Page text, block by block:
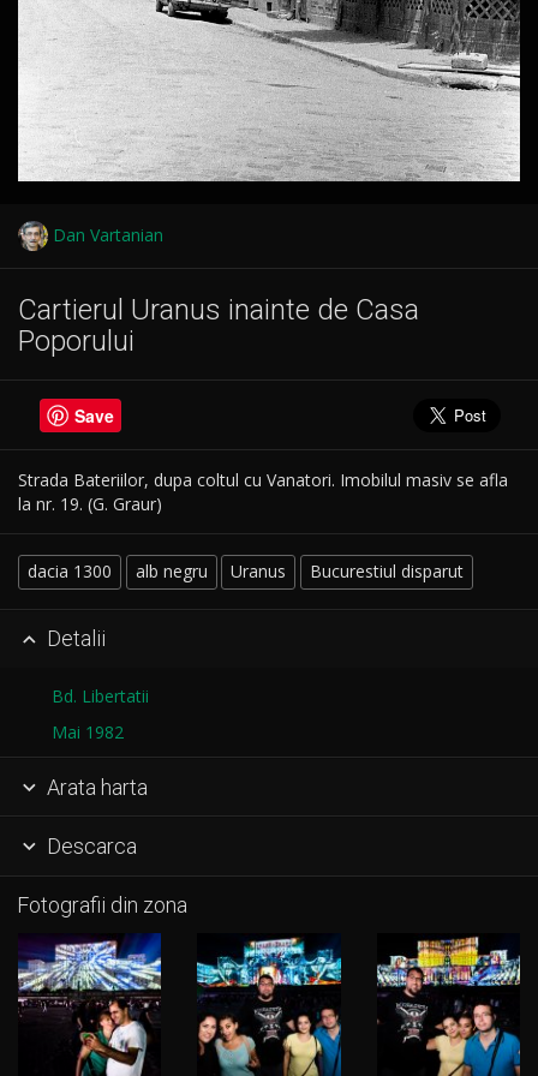
Dan Vartanian
Cartierul Uranus inainte de Casa
Poporului
Save
Strada Bateriilor, dupa coltul cu Vanatori. Imobilul masiv se afla
la nr. 19. (G. Graur)
dacia 1300 alb negru Uranus Bucurestiul disparut
 Detalii
Bd. Libertatii
Mai 1982
 Arata harta
 Descarca
Fotografii din zona